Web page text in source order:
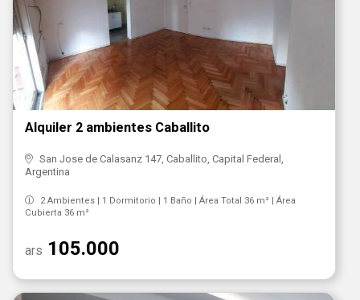
Alquiler 2 ambientes Caballito
San Jose de Calasanz 147, Caballito, Capital Federal,
Argentina
2 Ambientes | 1 Dormitorio | 1 Baño | Área Total 36 m² | Área
Cubierta 36 m²
ars 105.000